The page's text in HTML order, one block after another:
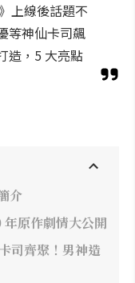
上線後話題不
等神仙卡司飆
造，5 大亮點
介
年原作劇情大公開
司齊聚！男神造